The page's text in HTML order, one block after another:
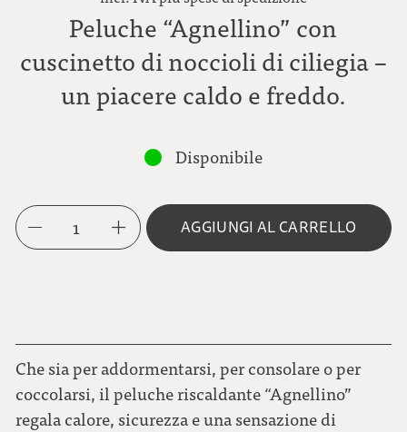
Peluche “Agnellino” con
cuscinetto di noccioli di ciliegia –
un piacere caldo e freddo.
Disponibile
1 AGGIUNGI AL CARRELLO
Che sia per addormentarsi, per consolare o per
coccolarsi, il peluche riscaldante “Agnellino”
regala calore, sicurezza e una sensazione di